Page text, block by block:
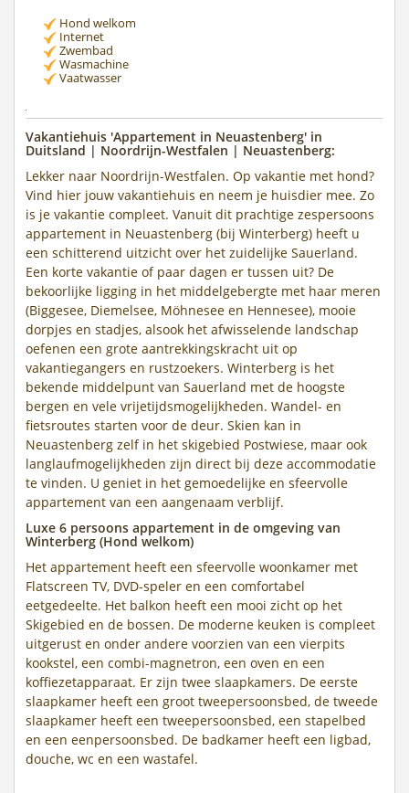
Hond welkom
Internet
Zwembad
Wasmachine
Vaatwasser
Vakantiehuis 'Appartement in Neuastenberg' in
Duitsland | Noordrijn-Westfalen | Neuastenberg:
Lekker naar Noordrijn-Westfalen. Op vakantie met hond?
Vind hier jouw vakantiehuis en neem je huisdier mee. Zo
is je vakantie compleet. Vanuit dit prachtige zespersoons
appartement in Neuastenberg (bij Winterberg) heeft u
een schitterend uitzicht over het zuidelijke Sauerland.
Een korte vakantie of paar dagen er tussen uit? De
bekoorlijke ligging in het middelgebergte met haar meren
(Biggesee, Diemelsee, Möhnesee en Hennesee), mooie
dorpjes en stadjes, alsook het afwisselende landschap
oefenen een grote aantrekkingskracht uit op
vakantiegangers en rustzoekers. Winterberg is het
bekende middelpunt van Sauerland met de hoogste
bergen en vele vrijetijdsmogelijkheden. Wandel- en
fietsroutes starten voor de deur. Skien kan in
Neuastenberg zelf in het skigebied Postwiese, maar ook
langlaufmogelijkheden zijn direct bij deze accommodatie
te vinden. U geniet in het gemoedelijke en sfeervolle
appartement van een aangenaam verblijf.
Luxe 6 persoons appartement in de omgeving van
Winterberg (Hond welkom)
Het appartement heeft een sfeervolle woonkamer met
Flatscreen TV, DVD-speler en een comfortabel
eetgedeelte. Het balkon heeft een mooi zicht op het
Skigebied en de bossen. De moderne keuken is compleet
uitgerust en onder andere voorzien van een vierpits
kookstel, een combi-magnetron, een oven en een
koffiezetapparaat. Er zijn twee slaapkamers. De eerste
slaapkamer heeft een groot tweepersoonsbed, de tweede
slaapkamer heeft een tweepersoonsbed, een stapelbed
en een eenpersoonsbed. De badkamer heeft een ligbad,
douche, wc en een wastafel.